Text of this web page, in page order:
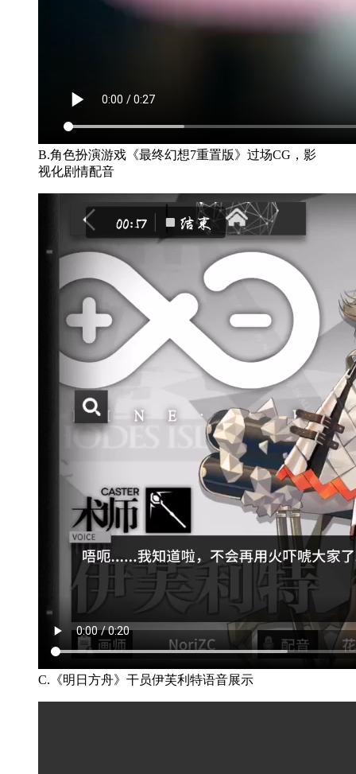
B.角色扮演游戏《最终幻想7重置版》过场CG，影
视化剧情配音
C.《明日方舟》干员伊芙利特语音展示